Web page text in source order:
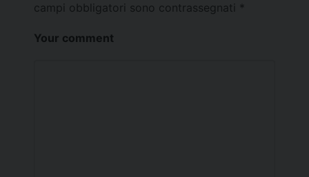
campi obbligatori sono contrassegnati *
Your comment